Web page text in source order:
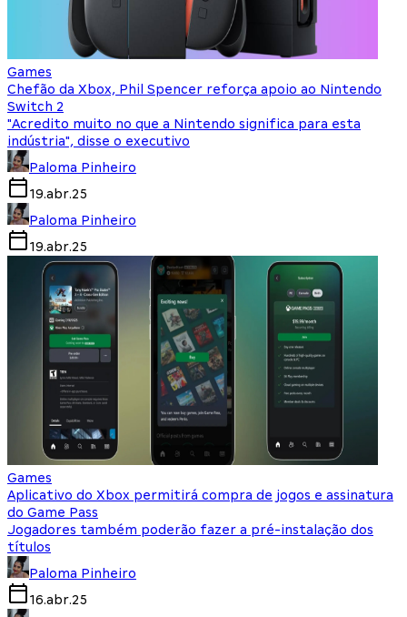
Games
Chefão da Xbox, Phil Spencer reforça apoio ao Nintendo
Switch 2
"Acredito muito no que a Nintendo significa para esta
indústria", disse o executivo
Paloma Pinheiro
19.abr.25
Paloma Pinheiro
19.abr.25
Games
Aplicativo do Xbox permitirá compra de jogos e assinatura
do Game Pass
Jogadores também poderão fazer a pré-instalação dos
títulos
Paloma Pinheiro
16.abr.25